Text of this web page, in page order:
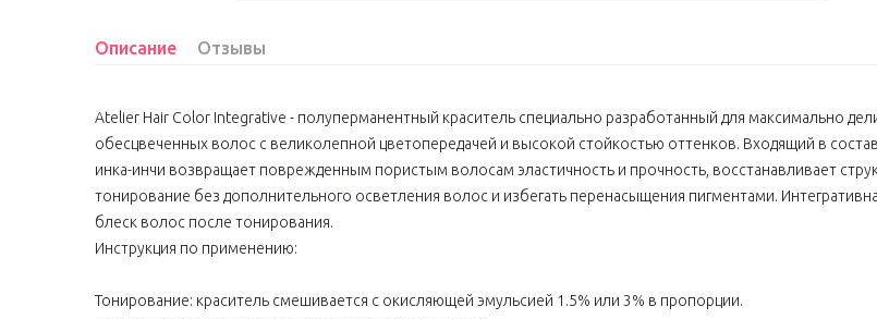
Описание Отзывы
Atelier Hair Color Integrative - полуперманентный краситель специально разработанный для максимально
обесцвеченных волос с великолепной цветопередачей и высокой стойкостью оттенков. Входящий в
инка-инчи возвращает поврежденным пористым волосам эластичность и прочность, восстанавливает
тонирование без дополнительного осветления волос и избегать перенасыщения пигментами.
блеск волос после тонирования.
Инструкция по применению:
Тонирование: краситель смешивается с окисляющей эмульсией 1.5% или 3% в пропорции.